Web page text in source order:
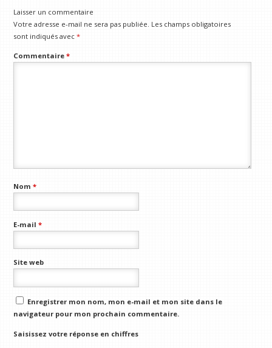
Laisser un commentaire
Votre adresse e-mail ne sera pas publiée. Les champs obligatoires
sont indiqués avec*
Commentaire*
Nom*
E-mail*
Site web
Enregistrer mon nom, mon e-mail et mon site dans le
navigateur pour mon prochain commentaire.
Saisissez votre réponse en chiffres